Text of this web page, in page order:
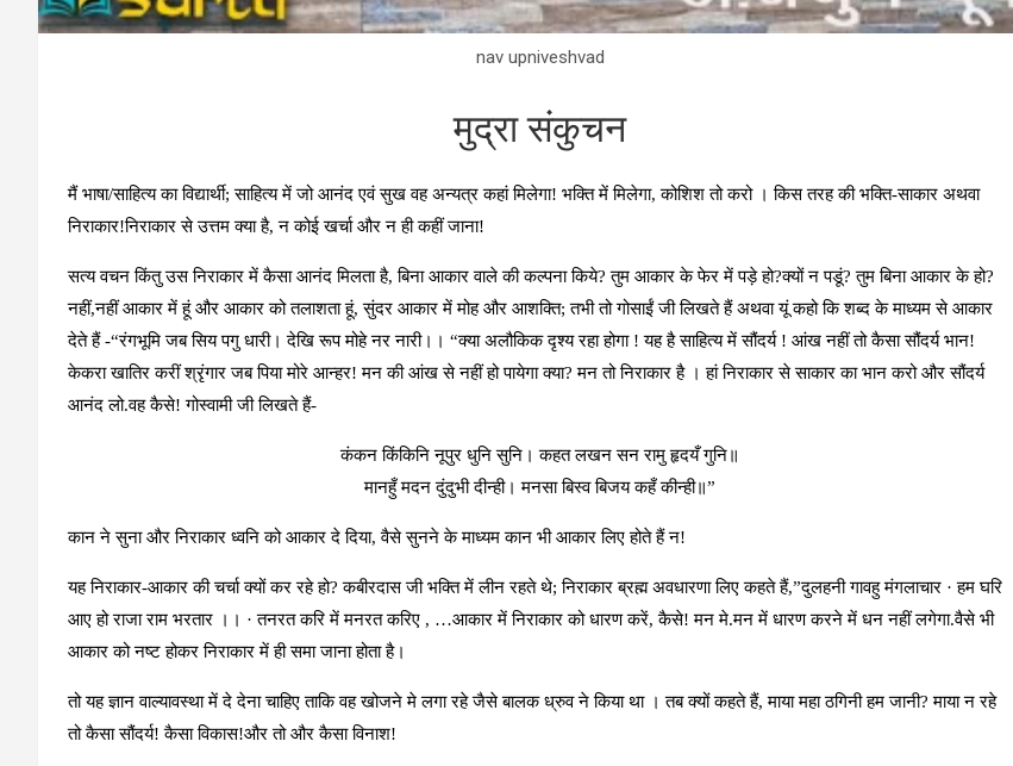
nav upniveshvad
मुद्रा संकुचन
मैं भाषा/साहित्य का विद्यार्थी; साहित्य में जो आनंद एवं सुख वह अन्यत्र कहां मिलेगा! भक्ति में मिलेगा, कोशिश तो करो । किस तरह की भक्ति-साकार अथवा
निराकार!निराकार से उत्तम क्या है, न कोई खर्चा और न ही कहीं जाना!
सत्य वचन किंतु उस निराकार में कैसा आनंद मिलता है, बिना आकार वाले की कल्पना किये? तुम आकार के फेर में पड़े हो?क्यों न पडूं? तुम बिना आकार के हो?
नहीं,नहीं आकार में हूं और आकार को तलाशता हूं, सुंदर आकार में मोह और आशक्ति; तभी तो गोसाईं जी लिखते हैं अथवा यूं कहो कि शब्द के माध्यम से आकार
देते हैं -“रंगभूमि जब सिय पगु धारी। देखि रूप मोहे नर नारी।। “क्या अलौकिक दृश्य रहा होगा ! यह है साहित्य में सौंदर्य ! आंख नहीं तो कैसा सौंदर्य भान!
केकरा खातिर करीं श्रृंगार जब पिया मोरे आन्हर! मन की आंख से नहीं हो पायेगा क्या? मन तो निराकार है । हां निराकार से साकार का भान करो और सौंदर्य
आनंद लो.वह कैसे! गोस्वामी जी लिखते हैं-
कंकन किंकिनि नूपुर धुनि सुनि। कहत लखन सन रामु हृदयँ गुनि॥
मानहुँ मदन दुंदुभी दीन्ही। मनसा बिस्व बिजय कहँ कीन्ही॥”
कान ने सुना और निराकार ध्वनि को आकार दे दिया, वैसे सुनने के माध्यम कान भी आकार लिए होते हैं न!
यह निराकार-आकार की चर्चा क्यों कर रहे हो? कबीरदास जी भक्ति में लीन रहते थे; निराकार ब्रह्म अवधारणा लिए कहते हैं,”दुलहनी गावहु मंगलाचार · हम घरि
आए हो राजा राम भरतार ।। · तनरत करि में मनरत करिए , …आकार में निराकार को धारण करें, कैसे! मन मे.मन में धारण करने में धन नहीं लगेगा.वैसे भी
आकार को नष्ट होकर निराकार में ही समा जाना होता है।
तो यह ज्ञान वाल्यावस्था में दे देना चाहिए ताकि वह खोजने मे लगा रहे जैसे बालक ध्रुव ने किया था । तब क्यों कहते हैं, माया महा ठगिनी हम जानी? माया न रहे
तो कैसा सौंदर्य! कैसा विकास!और तो और कैसा विनाश!